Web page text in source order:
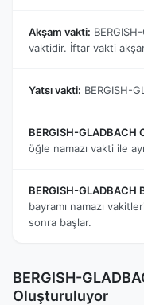
Akşam vakti:
vaktidir. İftar vakti
Yatsı vakti: BERGISH-
BERGISH-GLADBACH
öğle namazı vakti ile
BERGISH-GLADBACH
bayramı namazı
sonra başlar.
BERGISH-
Oluşturuluyor